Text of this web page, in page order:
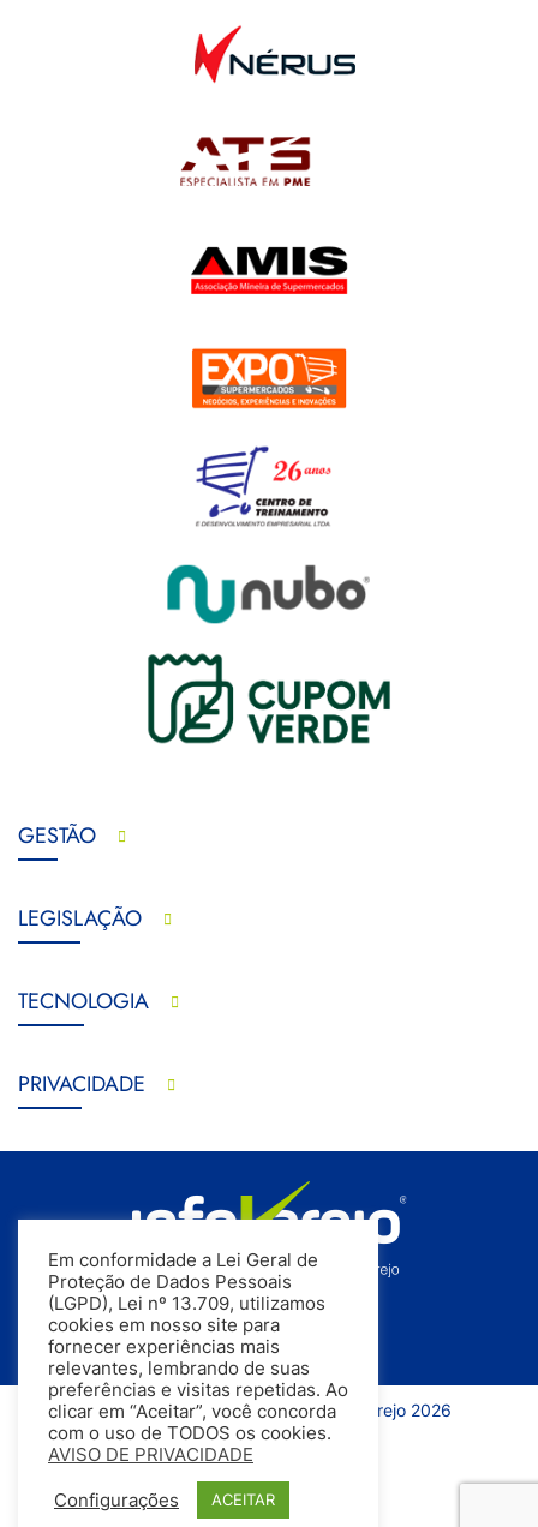
GESTÃO
LEGISLAÇÃO
TECNOLOGIA
PRIVACIDADE
Todos os direitos reservados | InfoVarejo 2026
Em conformidade a Lei Geral de
Proteção de Dados Pessoais
(LGPD), Lei nº 13.709, utilizamos
cookies em nosso site para
fornecer experiências mais
relevantes, lembrando de suas
preferências e visitas repetidas. Ao
clicar em “Aceitar”, você concorda
com o uso de TODOS os cookies.
AVISO DE PRIVACIDADE
Configurações ACEITAR